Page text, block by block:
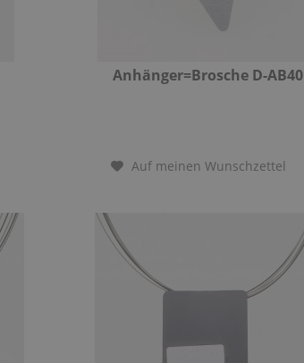
Anhänger=Brosche D-AB40
Auf meinen Wunschzettel